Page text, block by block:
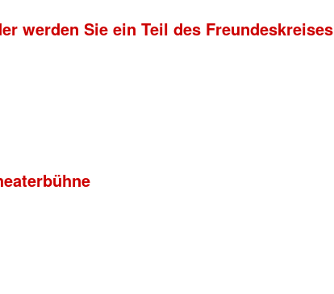
werden Sie ein Teil des Freundeskreises